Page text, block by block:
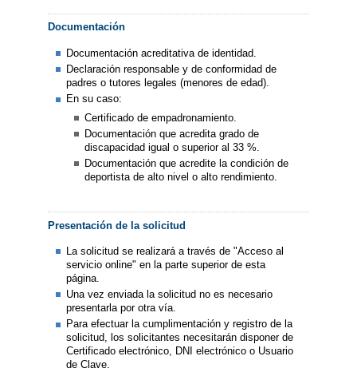
Documentación
Documentación acreditativa de identidad.
Declaración responsable y de conformidad de
padres o tutores legales (menores de edad).
En su caso:
Certificado de empadronamiento.
Documentación que acredita grado de
discapacidad igual o superior al 33 %.
Documentación que acredite la condición de
deportista de alto nivel o alto rendimiento.
Presentación de la solicitud
La solicitud se realizará a través de "Acceso al
servicio online" en la parte superior de esta
página.
Una vez enviada la solicitud no es necesario
presentarla por otra vía.
Para efectuar la cumplimentación y registro de la
solicitud, los solicitantes necesitarán disponer de
Certificado electrónico, DNI electrónico o Usuario
de Clave.